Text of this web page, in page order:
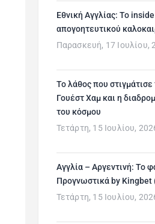
Εθνική Αγγλίας: Το
απογοητευτικού
Παρασκευή, 17 Ιουλίου,
Το λάθος που στιγμάτισε
Γουέστ Χαμ και η
του κόσμου
Τετάρτη, 15 Ιουλίου,
Αγγλία – Αργεντινή: Το
Προγνωστικά by Kingbet
Τετάρτη, 15 Ιουλίου,